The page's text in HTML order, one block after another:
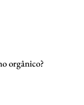
orgânico?